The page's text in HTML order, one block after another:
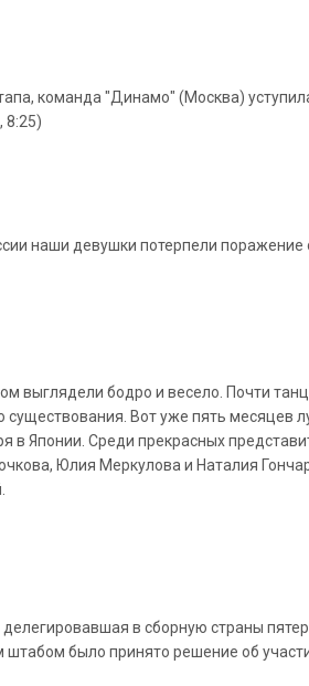
команда "Динамо" (Москва)
8:25)
наши девушки потерпели поражение
выглядели бодро и весело. Почти
существования. Вот уже пять месяцев
в Японии. Среди прекрасных
Юлия Меркулова и Наталия
в сборную страны
было принято решение об